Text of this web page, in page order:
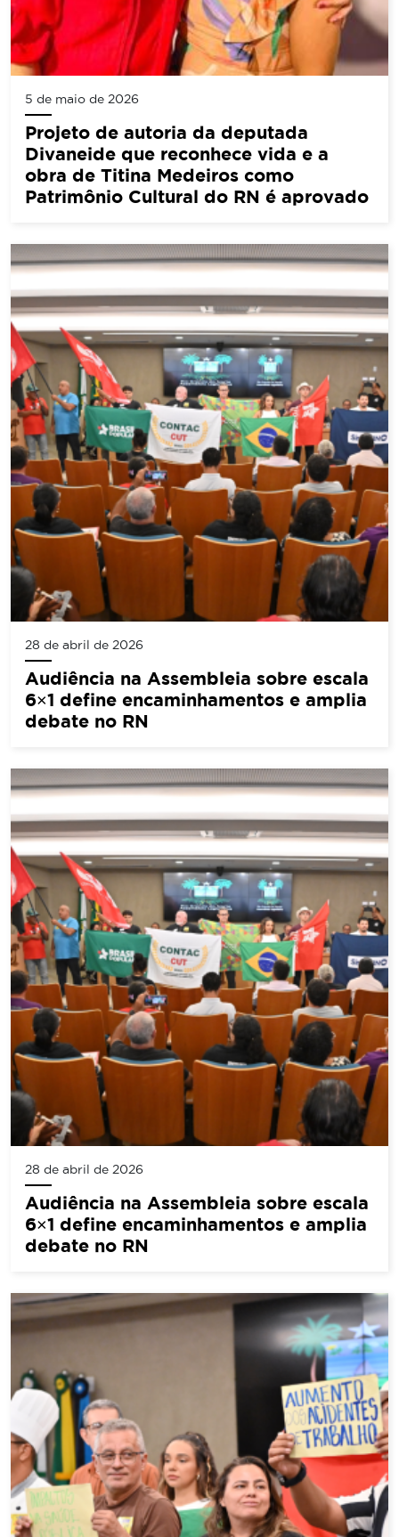
5 de maio de 2026
Projeto de autoria da deputada
Divaneide que reconhece vida e a
obra de Titina Medeiros como
Patrimônio Cultural do RN é aprovado
28 de abril de 2026
Audiência na Assembleia sobre escala
6×1 define encaminhamentos e amplia
debate no RN
28 de abril de 2026
Audiência na Assembleia sobre escala
6×1 define encaminhamentos e amplia
debate no RN